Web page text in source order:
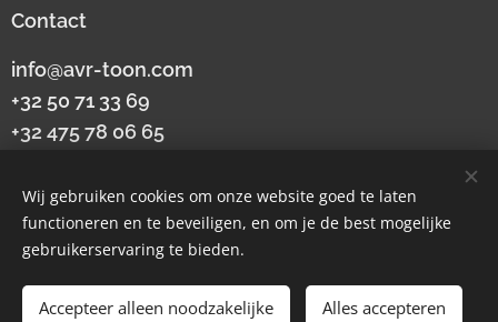
Contact
info@avr-toon.com
+32 50 71 33 69
+32 475 78 06 65
Torredreef 6A
9990 Maldegem
Wij gebruiken cookies om onze website goed te laten
functioneren en te beveiligen, en om je de best mogelijke
gebruikerservaring te bieden.
Accepteer alleen noodzakelijke Alles accepteren